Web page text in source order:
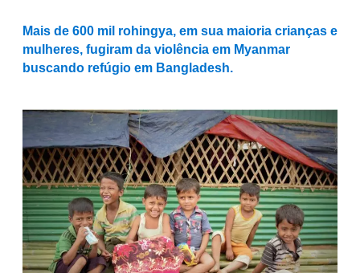
Mais de 600 mil rohingya, em sua maioria crianças e
mulheres, fugiram da violência em Myanmar
buscando refúgio em Bangladesh.